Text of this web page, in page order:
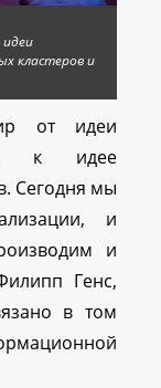
кластеров и
от идеи
к идее
Сегодня мы
и
и
Генс,
в том